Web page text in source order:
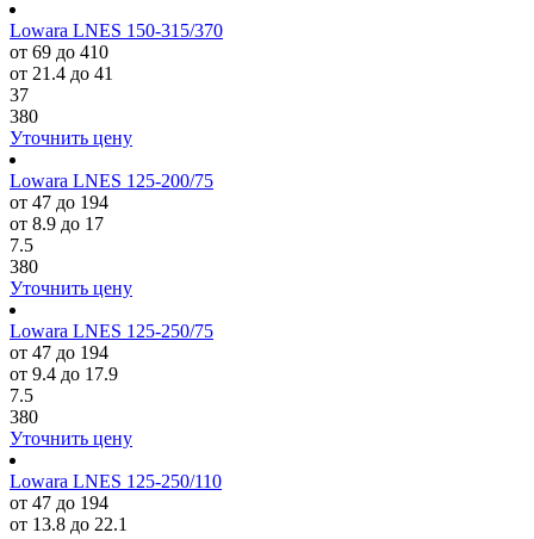
Lowara LNES 150-315/370
от 69 до 410
от 21.4 до 41
37
380
Уточнить цену
Lowara LNES 125-200/75
от 47 до 194
от 8.9 до 17
7.5
380
Уточнить цену
Lowara LNES 125-250/75
от 47 до 194
от 9.4 до 17.9
7.5
380
Уточнить цену
Lowara LNES 125-250/110
от 47 до 194
от 13.8 до 22.1